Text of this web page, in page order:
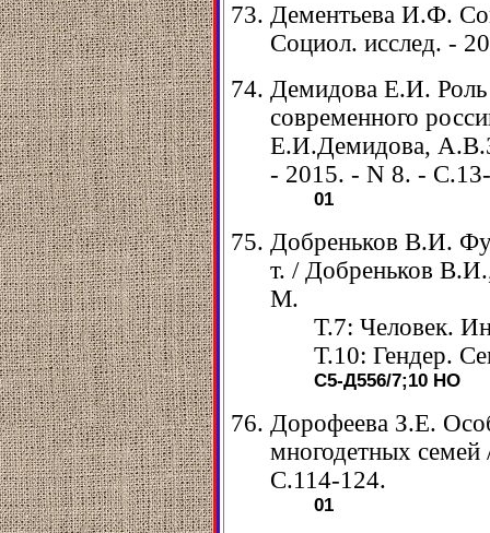
Дементьева И.Ф.
Социол. исслед. -
Демидова Е.И. Роль
современного
Е.И.Демидова,
- 2015. - N 8. -
01
Добреньков В.И.
т. / Добреньков
М.
Т.7: Человек.
Т.10: Гендер.
С5-Д556/7;10 НО
Дорофеева З.Е.
многодетных
С.114-124.
01